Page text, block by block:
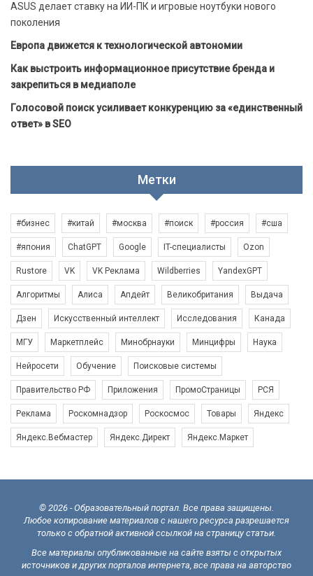
ASUS делает ставку на ИИ-ПК и игровые ноутбуки нового
поколения
Европа движется к технологической автономии
Как выстроить информационное присутствие бренда и
закрепиться в медиаполе
Голосовой поиск усиливает конкуренцию за «единственный
ответ» в SEO
Метки
#бизнес #китай #москва #поиск #россия #сша
#япония ChatGPT Google IT-специалисты Ozon
Rustore VK VK Реклама Wildberries YandexGPT
Алгоритмы Алиса Апдейт Великобритания Выдача
Дзен Искусственный интеллект Исследования Канада
МГУ Маркетплейс Минобрнауки Минцифры Наука
Нейросети Обучение Поисковые системы
Правительство РФ Приложения ПромоСтраницы РСЯ
Реклама Роскомнадзор Роскосмос Товары Яндекс
Яндекс.Вебмастер Яндекс.Директ Яндекс.Маркет
© 2026 - Образовательный портал. Все права защищены.
Любое копирование материалов с нашего ресурса разрешается
только с обратной активной ссылкой на страницу статьи.
Все материалы опубликованные на сайте взяты с открытых
источников и других порталов интернета, все права на авторство